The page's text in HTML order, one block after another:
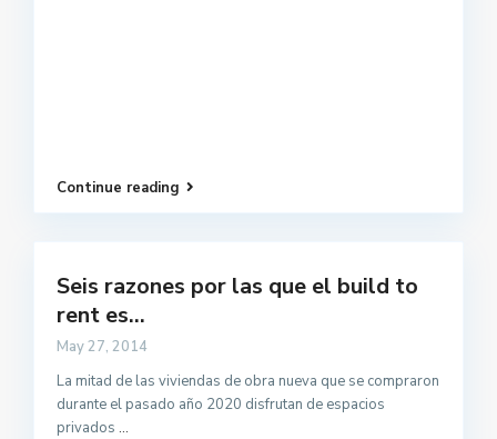
Continue reading
Seis razones por las que el build to
rent es...
May 27, 2014
La mitad de las viviendas de obra nueva que se compraron
durante el pasado año 2020 disfrutan de espacios
privados ...